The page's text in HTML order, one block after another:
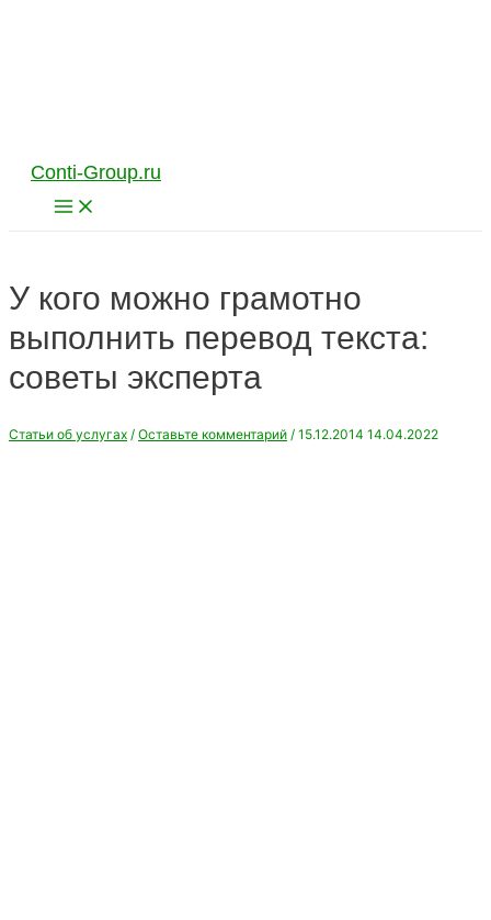
Conti-Group.ru
Main
Menu
У кого можно грамотно
выполнить перевод текста:
советы эксперта
Статьи об услугах / Оставьте комментарий / 15.12.2014 14.04.2022